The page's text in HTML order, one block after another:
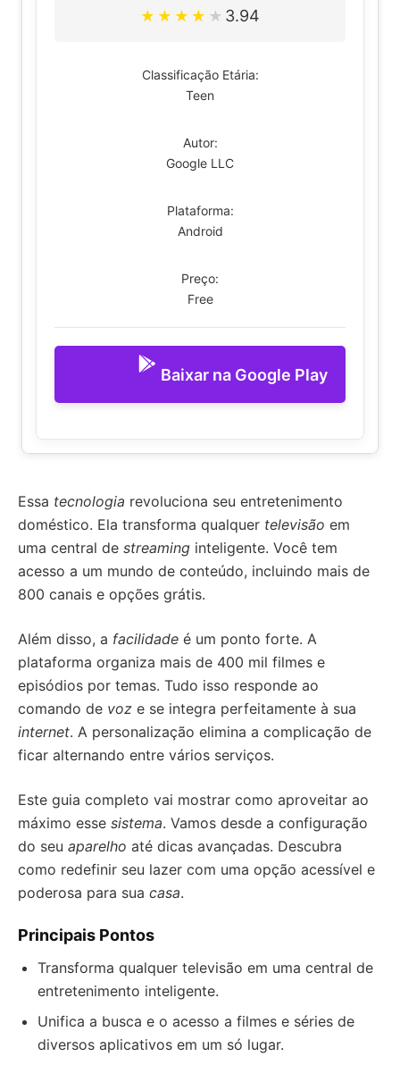
★ ★ ★ ★ ★ 3.94
Classificação Etária:
Teen
Autor:
Google LLC
Plataforma:
Android
Preço:
Free
Baixar na Google Play
Essa tecnologia revoluciona seu entretenimento
doméstico. Ela transforma qualquer televisão em
uma central de streaming inteligente. Você tem
acesso a um mundo de conteúdo, incluindo mais de
800 canais e opções grátis.
Além disso, a facilidade é um ponto forte. A
plataforma organiza mais de 400 mil filmes e
episódios por temas. Tudo isso responde ao
comando de voz e se integra perfeitamente à sua
internet. A personalização elimina a complicação de
ficar alternando entre vários serviços.
Este guia completo vai mostrar como aproveitar ao
máximo esse sistema. Vamos desde a configuração
do seu aparelho até dicas avançadas. Descubra
como redefinir seu lazer com uma opção acessível e
poderosa para sua casa.
Principais Pontos
Transforma qualquer televisão em uma central de
entretenimento inteligente.
Unifica a busca e o acesso a filmes e séries de
diversos aplicativos em um só lugar.